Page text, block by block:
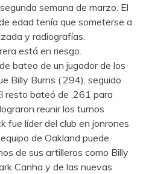
semana de marzo. El
edad tenía que someterse a
y radiografías.
está en riesgo.
bateo de un jugador de los
Billy Burns (.294), seguido
resto bateó de .261 para
reunir los turnos
fue líder del club en jonrones
de Oakland puede
de sus artilleros como Billy
Canha y de las nuevas